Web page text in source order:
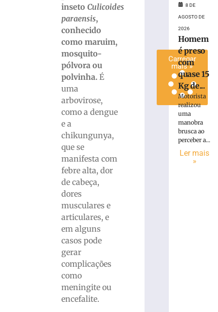
inseto Culicoides
paraensis,
conhecido
como maruim,
mosquito-
pólvora ou
polvinha.É
uma
arbovirose,
como a dengue
e a
chikungunya,
que se
manifesta com
febre alta, dor
de cabeça,
dores
musculares e
articulares, e
em alguns
casos pode
gerar
complicações
como
meningite ou
encefalite.
Carregar
mais »
8 DE
AGOSTO DE
2026
Homem
é preso
com
quase 15
Kg de...
Motorista
realizou
uma
manobra
brusca ao
perceber a...
Ler mais
»